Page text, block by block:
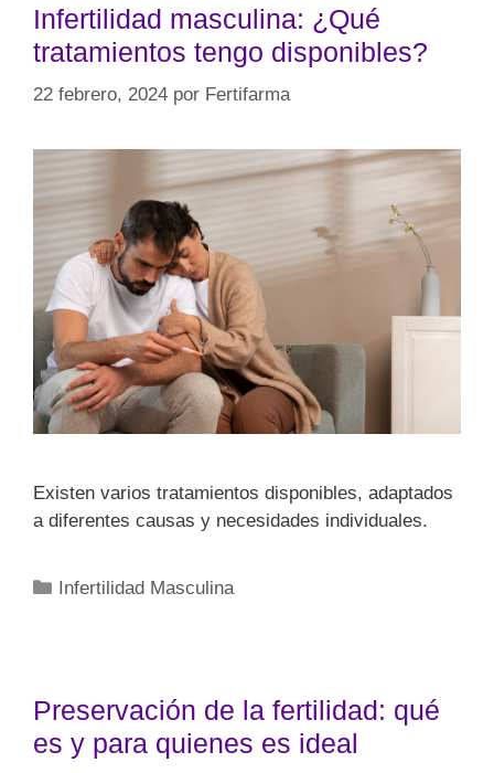
Infertilidad masculina: ¿Qué
tratamientos tengo disponibles?
22 febrero, 2024 por Fertifarma
Existen varios tratamientos disponibles, adaptados
a diferentes causas y necesidades individuales.
Infertilidad Masculina
Preservación de la fertilidad: qué
es y para quienes es ideal